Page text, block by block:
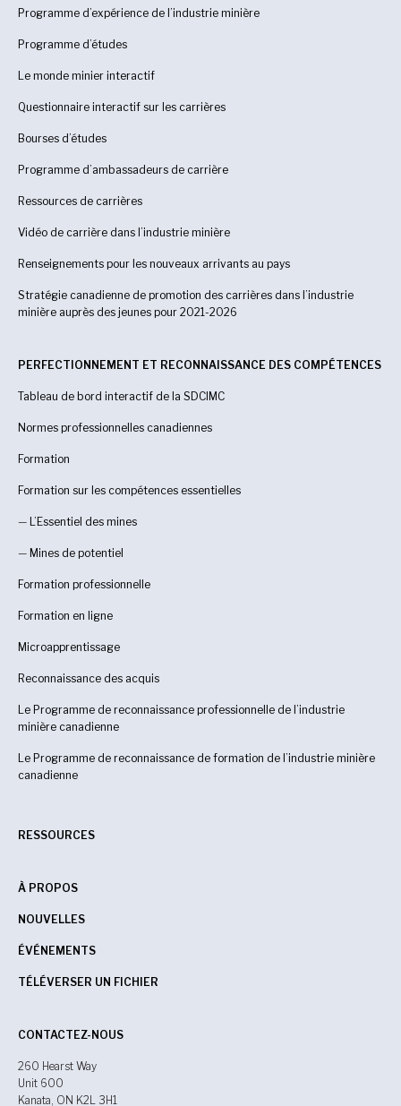
Programme d’expérience de l’industrie minière
Programme d’études
Le monde minier interactif
Questionnaire interactif sur les carrières
Bourses d’études
Programme d’ambassadeurs de carrière
Ressources de carrières
Vidéo de carrière dans l’industrie minière
Renseignements pour les nouveaux arrivants au pays
Stratégie canadienne de promotion des carrières dans l’industrie
minière auprès des jeunes pour 2021-2026
PERFECTIONNEMENT ET RECONNAISSANCE DES COMPÉTENCES
Tableau de bord interactif de la SDCIMC
Normes professionnelles canadiennes
Formation
Formation sur les compétences essentielles
— L’Essentiel des mines
— Mines de potentiel
Formation professionnelle
Formation en ligne
Microapprentissage
Reconnaissance des acquis
Le Programme de reconnaissance professionnelle de l’industrie
minière canadienne
Le Programme de reconnaissance de formation de l’industrie minière
canadienne
RESSOURCES
À PROPOS
NOUVELLES
ÉVÉNEMENTS
TÉLÉVERSER UN FICHIER
CONTACTEZ-NOUS
260 Hearst Way
Unit 600
Kanata, ON K2L 3H1